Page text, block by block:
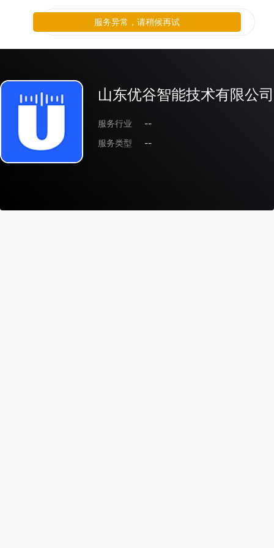
山东优谷智能技术有限公司
服务行业
--
服务类型
--
服务异常，请稍候再试